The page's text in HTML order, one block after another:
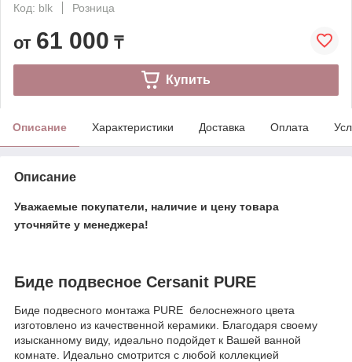
Код: blk
Розница
от 61 000 ₸
Купить
Описание Характеристики Доставка Оплата
Описание
​​Уважаемые покупатели, наличие и цену товара
уточняйте у менеджера!
Биде подвесное Cersanit PURE
Биде подвесного монтажа PURE белоснежного цвета
изготовлено из качественной керамики. Благодаря своему
изысканному виду, идеально подойдет к Вашей ванной
комнате. Идеально смотрится с любой коллекцией